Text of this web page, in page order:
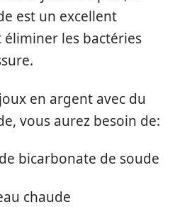
est un excellent
les bactéries
en argent avec du
vous aurez besoin de:
bicarbonate de soude
chaude